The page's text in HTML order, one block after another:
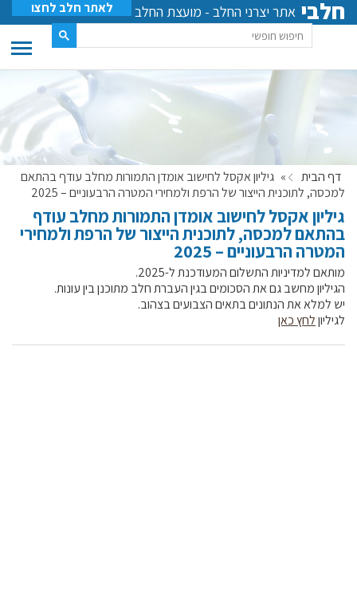
חלבי אתר יצרני החלב - מועצת החלב לאתר חלב לחצו
דף הבית » גיליון אקסל לחישוב אומדן התמורות מחלב עודף בהתאם
למכסה, לתוכנית הייצור של הרפת ולמחירי המטרה הרבעוניים – 2025
גיליון אקסל לחישוב אומדן התמורות מחלב עודף
בהתאם למכסה, לתוכנית הייצור של הרפת ולמחירי
המטרה הרבעוניים – 2025
מותאם למדיניות התשלום המעודכנת ל-2025.
הגיליון מחשב גם את הסכומים בגין העברת חלב מתוכנן בין עונות.
יש למלא את הנתונים בתאים הצבועים בצהוב.
לגיליוןלחץ כאן